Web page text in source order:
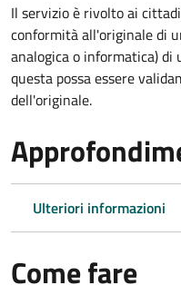
Il servizio è rivolto ai
conformità all'originale di
analogica o informatica)
questa possa essere
dell'originale.
Ulteriori informazioni
Come fare